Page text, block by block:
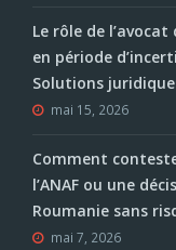
Le rôle de
en période
Solutions
mai 15, 2026
Comment
l’ANAF ou une
Roumanie sans
mai 7, 2026